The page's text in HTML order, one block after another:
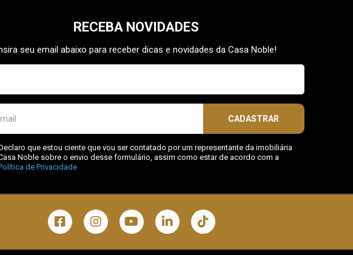
RECEBA NOVIDADES
seu email abaixo para receber dicas e novidades da Casa Noble!
CADASTRAR
que estou ciente que vou ser contatado por um representante da imobiliária
Noble sobre o envio desse formulário, assim como estar de acordo com a
de Privacidade